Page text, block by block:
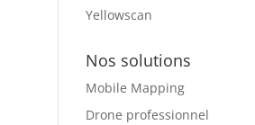
Yellowscan
Nos solutions
Mobile Mapping
Drone professionnel